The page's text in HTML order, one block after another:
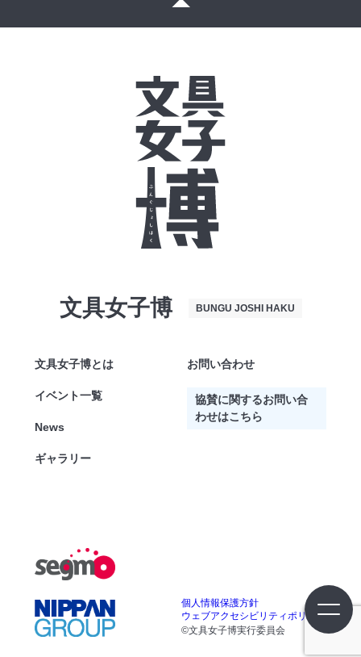
文具女子博 BUNGU JOSHI HAKU
文具女子博とは
イベント一覧
News
ギャラリー
お問い合わせ
協賛に関するお問い合
わせはこちら
個人情報保護方針
ウェブアクセシビリティポリシー
©文具女子博実行委員会